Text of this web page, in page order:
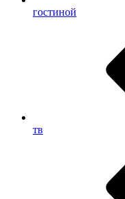
гостиной
тв